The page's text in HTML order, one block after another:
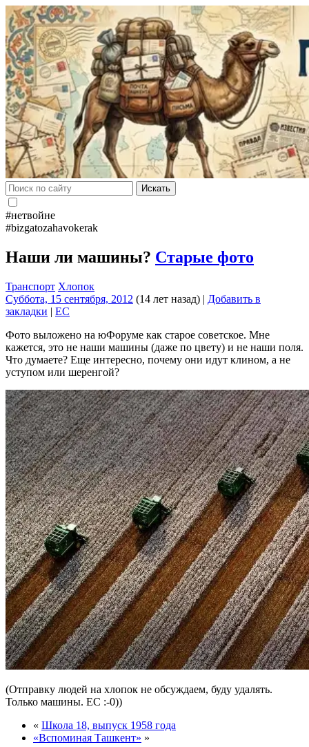
Искать
#нетвойне
#bizgatozahavokerak
Наши ли машины? Старые фото
Транспорт Хлопок
Суббота, 15 сентября, 2012 (14 лет назад) | Добавить в
закладки | EC
Фото выложено на юФоруме как старое советское. Мне
кажется, это не наши машины (даже по цвету) и не наши поля.
Что думаете? Еще интересно, почему они идут клином, а не
уступом или шеренгой?
(Отправку людей на хлопок не обсуждаем, буду удалять.
Только машины. ЕС :-0))
« Школа 18, выпуск 1958 года
«Вспоминая Ташкент» »